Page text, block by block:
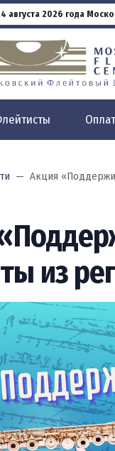
августа 2026 года
Акция
из